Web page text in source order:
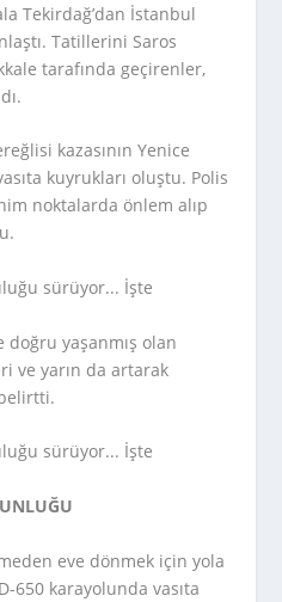
Tekirdağ’dan İstanbul
Tatillerini Saros
tarafında geçirenler,
kazasının Yenice
kuyrukları oluştu. Polis
noktalarda önlem alıp
yaşanmış olan
ve yarın da artarak
eve dönmek için yola
650 karayolunda vasıta